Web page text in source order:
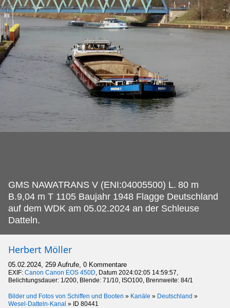
GMS NAWATRANS V (ENI:04005500) L. 80 m
B.9,04 m T 1105 Baujahr 1948 Flagge Deutschland
auf dem WDK am 05.02.2024 an der Schleuse
Datteln.
Herbert Möller
05.02.2024, 259 Aufrufe, 0 Kommentare
EXIF: Canon Canon EOS 450D , Datum 2024:02:05 14:59:57,
Belichtungsdauer: 1/200, Blende: 71/10, ISO100, Brennweite: 84/1
Bilder und Fotos von Schiffen und Booten » Kanäle » Deutschland »
Wesel-Datteln-Kanal » ID 80441